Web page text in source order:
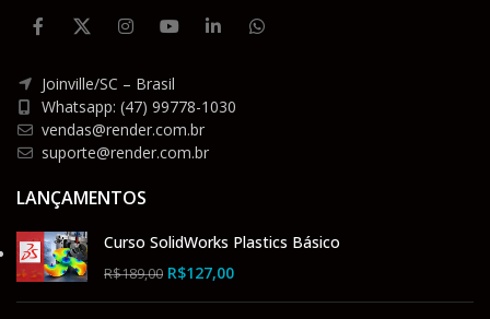
Joinville/SC – Brasil
Whatsapp: (47) 99778-1030
vendas@render.com.br
suporte@render.com.br
LANÇAMENTOS
Curso SolidWorks Plastics Básico
R$189,00 R$127,00